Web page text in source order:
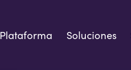
Plataforma Soluciones